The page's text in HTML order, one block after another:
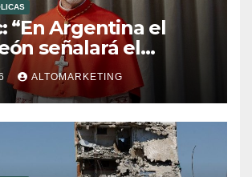
“En Argentina el
señalará el
del cristiano”
ALTOMARKETING